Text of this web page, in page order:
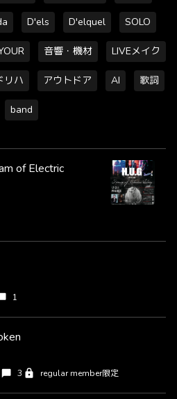
D'els D'elquel SOLO
音響・機材 LIVEメイク
リハ アウトドア AI 歌詞
band
of Electric
1
3 regular member限定